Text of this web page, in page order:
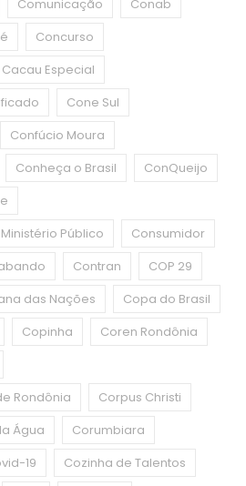
Comunicação
Conab
Concurso
Especial
Cone Sul
Confúcio Moura
Conheça o Brasil
ConQueijo
Público
Consumidor
Contran
COP 29
das Nações
Copa do Brasil
Copinha
Coren Rondônia
Rondônia
Corpus Christi
Água
Corumbiara
19
Cozinha de Talentos